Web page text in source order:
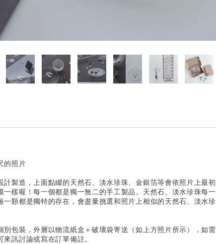
的照片
計製造，上面點綴的天然石、淡水珍珠、金銀箔等會依照片上最初
一樣喔！每一個都是獨一無二的手工製品。天然石、淡水珍珠每一
顆都是獨特的存在，會盡量挑選和照片上相似的天然石、淡水珍
別包裝，外層以物流紙盒＋破壞袋寄送（如上方照片所示），如需
訊討論或寫在訂單備註。